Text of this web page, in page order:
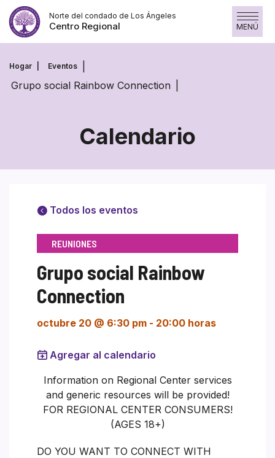
Skip
to
content
Norte del condado de Los Ángeles
Centro Regional MENÚ
Hogar Eventos
Grupo social Rainbow Connection
Calendario
Todos los eventos
REUNIONES
Grupo social Rainbow
Connection
octubre 20 @ 6:30 pm - 20:00 horas
Agregar al calendario
Information on Regional Center services
and generic resources will be provided!
FOR REGIONAL CENTER CONSUMERS!
(AGES 18+)
DO YOU WANT TO CONNECT WITH